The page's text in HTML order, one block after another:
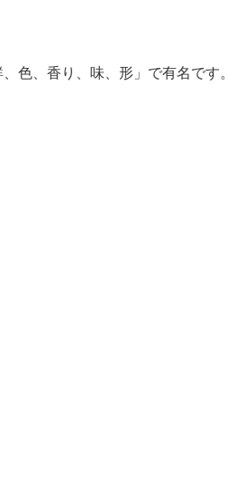
色、香り、味、形」で有名です。